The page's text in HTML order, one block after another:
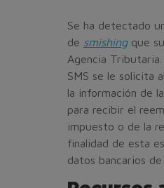
Se ha detectado
de smishingque
Agencia
SMS se le solicita
la información de
para recibir el
impuesto o de la
finalidad de esta
datos bancarios